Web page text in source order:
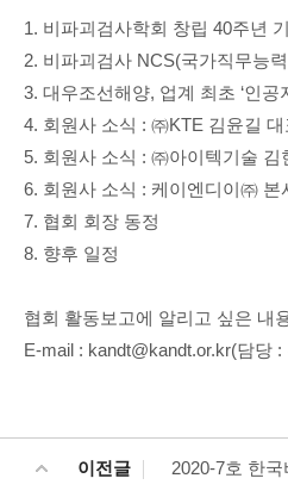
1. 비파괴검사학회 창립 40주년
2. 비파괴검사 NCS(국가직무능
3. 대우조선해양, 업계 최초 ‘인공
4. 회원사 소식 : ㈜KTE 김윤길
5. 회원사 소식 : ㈜아이텍기술
6. 회원사 소식 : 케이엔디이㈜ 본
7. 협회 회장 동정
8. 향후 일정
협회 활동보고에 알리고 싶은 내
E-mail : kandt@kandt.or.kr(담당
이전글 2020-7호 한